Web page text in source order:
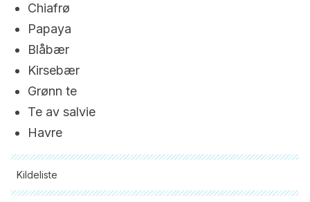
Chiafrø
Papaya
Blåbær
Kirsebær
Grønn te
Te av salvie
Havre
Kildeliste
Alle siterte kilder ble grundig gjennomgått av teamet vårt for å